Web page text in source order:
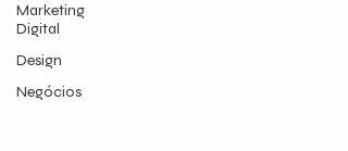
Marketing
Digital
Design
Negócios